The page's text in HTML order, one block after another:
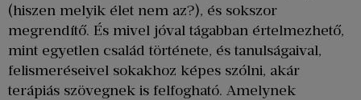
(hiszen melyik élet nem az?), és sokszor
megrendítő. És mivel jóval tágabban értelmezhető,
mint egyetlen család története, és tanulságaival,
felismeréseivel sokakhoz képes szólni, akár
terápiás szövegnek is felfogható. Amelynek